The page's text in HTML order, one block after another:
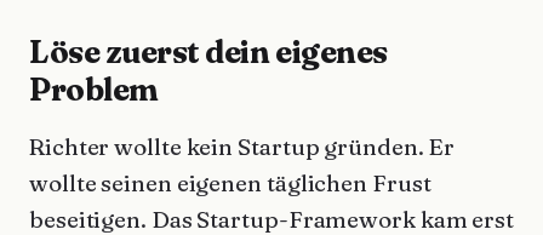
Löse zuerst dein eigenes
Problem
Richter wollte kein Startup gründen. Er
wollte seinen eigenen täglichen Frust
beseitigen. Das Startup-Framework kam erst